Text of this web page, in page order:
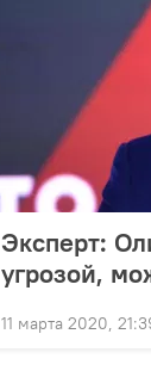
Эксперт:
угрозой,
11 марта 2020,